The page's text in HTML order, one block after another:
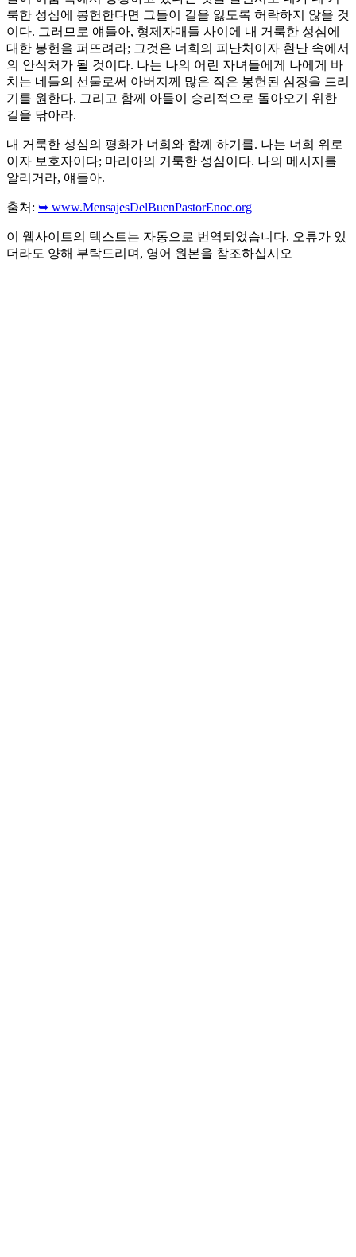
룩한 성심에 봉헌한다면 그들이 길을 잃도록 허락하지 않을 것
이다. 그러므로 얘들아, 형제자매들 사이에 내 거룩한 성심에
대한 봉헌을 퍼뜨려라; 그것은 너희의 피난처이자 환난 속에서
의 안식처가 될 것이다. 나는 나의 어린 자녀들에게 나에게 바
치는 네들의 선물로써 아버지께 많은 작은 봉헌된 심장을 드리
기를 원한다. 그리고 함께 아들이 승리적으로 돌아오기 위한
길을 닦아라.
내 거룩한 성심의 평화가 너희와 함께 하기를. 나는 너희 위로
이자 보호자이다; 마리아의 거룩한 성심이다. 나의 메시지를
알리거라, 얘들아.
출처: ➥ www.MensajesDelBuenPastorEnoc.org
이 웹사이트의 텍스트는 자동으로 번역되었습니다. 오류가 있
더라도 양해 부탁드리며, 영어 원본을 참조하십시오